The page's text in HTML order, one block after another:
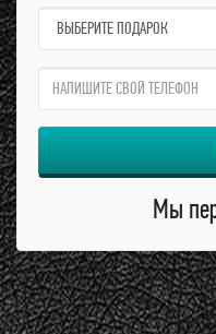
name:
qzw:
Мы